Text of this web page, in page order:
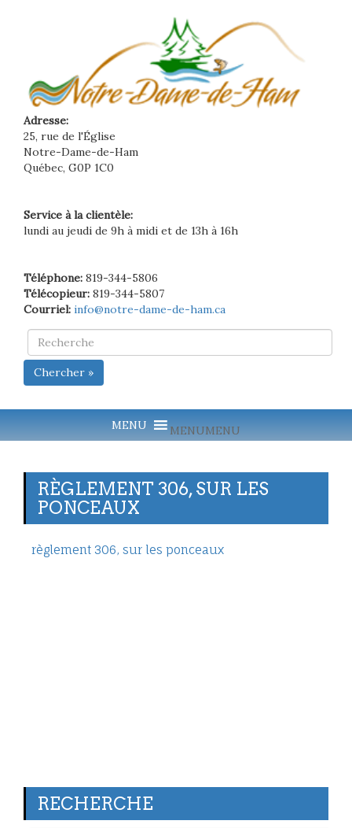
Adresse:
25, rue de l'Église
Notre-Dame-de-Ham
Québec, G0P 1C0
Service à la clientèle:
lundi au jeudi de 9h à midi et de 13h à 16h
Téléphone: 819-344-5806
Télécopieur: 819-344-5807
Courriel: info@notre-dame-de-ham.ca
Chercher »
MENUMENU
RÈGLEMENT 306, SUR LES
PONCEAUX
règlement 306, sur les ponceaux
RECHERCHE